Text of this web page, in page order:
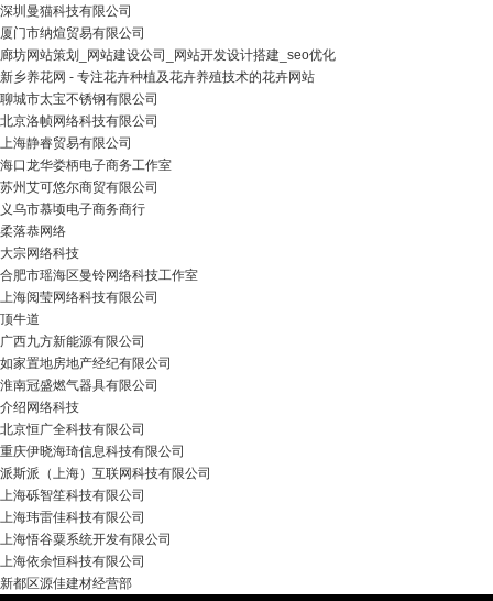
深圳曼猫科技有限公司
厦门市纳煊贸易有限公司
廊坊网站策划_网站建设公司_网站开发设计搭建_seo优化
新乡养花网 - 专注花卉种植及花卉养殖技术的花卉网站
聊城市太宝不锈钢有限公司
北京洛帧网络科技有限公司
上海静睿贸易有限公司
海口龙华娄柄电子商务工作室
苏州艾可悠尔商贸有限公司
义乌市慕顷电子商务商行
柔落恭网络
大宗网络科技
合肥市瑶海区曼铃网络科技工作室
上海阅莹网络科技有限公司
顶牛道
广西九方新能源有限公司
如家置地房地产经纪有限公司
淮南冠盛燃气器具有限公司
介绍网络科技
北京恒广全科技有限公司
重庆伊晓海琦信息科技有限公司
派斯派（上海）互联网科技有限公司
上海砾智笙科技有限公司
上海玮雷佳科技有限公司
上海悟谷粟系统开发有限公司
上海依余恒科技有限公司
新都区源佳建材经营部